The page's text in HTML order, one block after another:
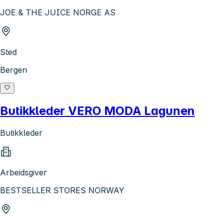
JOE & THE JUICE NORGE AS
Sted
Bergen
Butikkleder VERO MODA Lagunen
Butikkleder
Arbeidsgiver
BESTSELLER STORES NORWAY